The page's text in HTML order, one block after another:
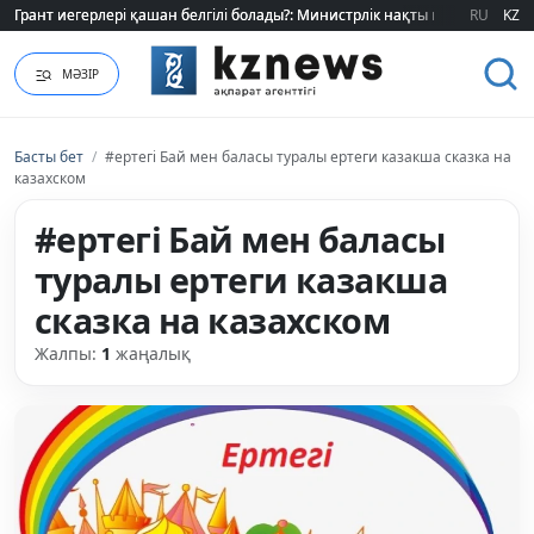
Грант иегерлері қашан белгілі болады?: Министрлік нақты мерзімді
Грант иегерлері қашан белгілі болады?: Министрлік нақты мерзімді
RU KZ
МӘЗІР
Басты бет / #ертегі Бай мен баласы туралы ертеги казакша сказка на
казахском
#ертегі Бай мен баласы
туралы ертеги казакша
сказка на казахском
Жалпы: 1 жаңалық